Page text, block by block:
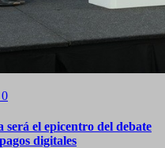
0
será el epicentro del debate
digitales